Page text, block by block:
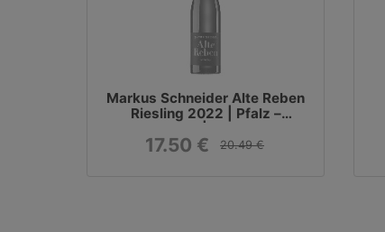
Markus Schneider Alte Reben
Riesling 2022 | Pfalz –
17.50 € 20.49 €